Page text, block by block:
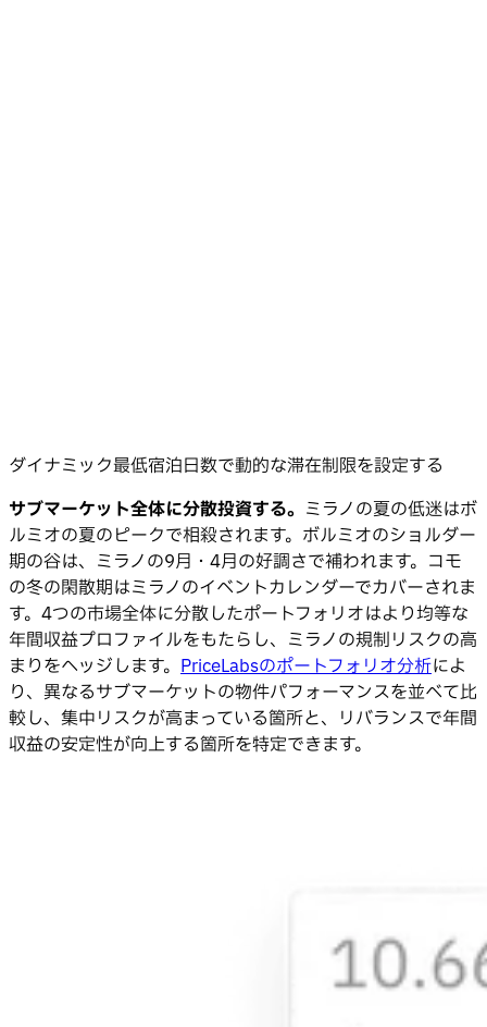
ダイナミック最低宿泊日数で動的な滞在制限を設定する
サブマーケット全体に分散投資する。 ミラノの夏の低迷はボ
ルミオの夏のピークで相殺されます。ボルミオのショルダー
期の谷は、ミラノの9月・4月の好調さで補われます。コモ
の冬の閑散期はミラノのイベントカレンダーでカバーされま
す。4つの市場全体に分散したポートフォリオはより均等な
年間収益プロファイルをもたらし、ミラノの規制リスクの高
まりをヘッジします。 PriceLabsのポートフォリオ分析によ
り、異なるサブマーケットの物件パフォーマンスを並べて比
較し、集中リスクが高まっている箇所と、リバランスで年間
収益の安定性が向上する箇所を特定できます。